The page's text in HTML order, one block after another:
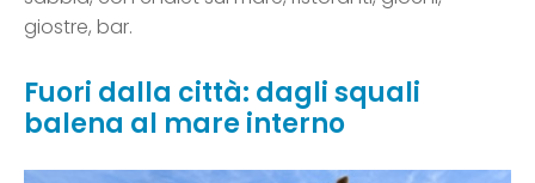
giostre, bar.
Fuori dalla città: dagli squali
balena al mare interno